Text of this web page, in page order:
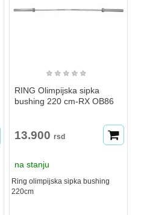
★ ★ ★ ★ ★
RING Olimpijska sipka
bushing 220 cm-RX OB86
13.900 rsd
na stanju
Ring olimpijska sipka bushing
220cm